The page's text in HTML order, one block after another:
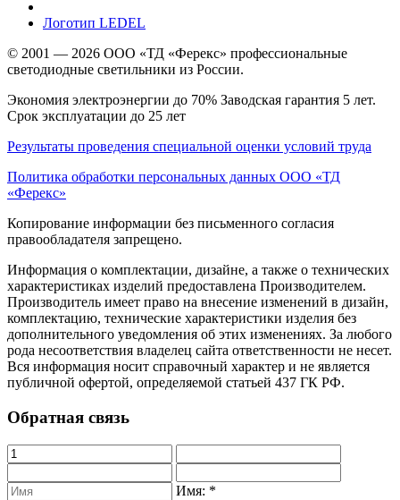
Логотип LEDEL
© 2001 — 2026 ООО «ТД «Ферекс» профессиональные
светодиодные светильники из России.
Экономия электроэнергии до 70% Заводская гарантия 5 лет.
Срок эксплуатации до 25 лет
Результаты проведения специальной оценки условий труда
Политика обработки персональных данных ООО «ТД
«Ферекс»
Копирование информации без письменного согласия
правообладателя запрещено.
Информация о комплектации, дизайне, а также о технических
характеристиках изделий предоставлена Производителем.
Производитель имеет право на внесение изменений в дизайн,
комплектацию, технические характеристики изделия без
дополнительного уведомления об этих изменениях. За любого
рода несоответствия владелец сайта ответственности не несет.
Вся информация носит справочный характер и не является
публичной офертой, определяемой статьей 437 ГК РФ.
Обратная связь
Имя: *